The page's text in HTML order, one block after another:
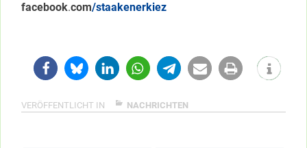
facebook.com/staakenerkiez
VERÖFFENTLICHT IN NACHRICHTEN